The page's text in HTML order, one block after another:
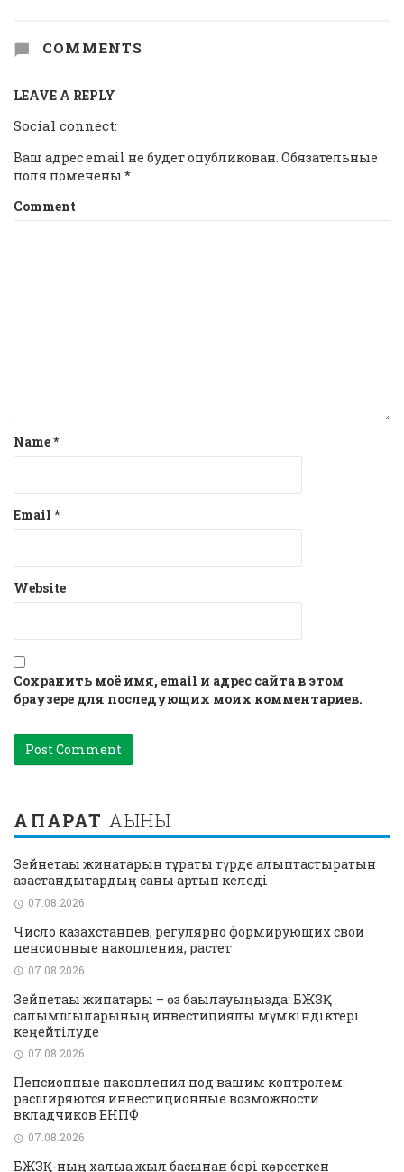
COMMENTS
LEAVE A REPLY
Social connect:
Ваш адрес email не будет опубликован. Обязательные
поля помечены *
Comment
Name*
Email *
Website
Сохранить моё имя, email и адрес сайта в этом
браузере для последующих моих комментариев.
АҚПАРАТ АҒЫНЫ
Зейнетақы жинақтарын тұрақты түрде қалыптастыратын
қазақстандықтардың саны артып келеді
07.08.2026
Число казахстанцев, регулярно формирующих свои
пенсионные накопления, растет
07.08.2026
Зейнетақы жинақтары – өз бақылауыңызда: БЖЗҚ
салымшыларының инвестициялық мүмкіндіктері
кеңейтілуде
07.08.2026
Пенсионные накопления под вашим контролем:
расширяются инвестиционные возможности
вкладчиков ЕНПФ
07.08.2026
БЖЗҚ-ның халыққа жыл басынан бері көрсеткен